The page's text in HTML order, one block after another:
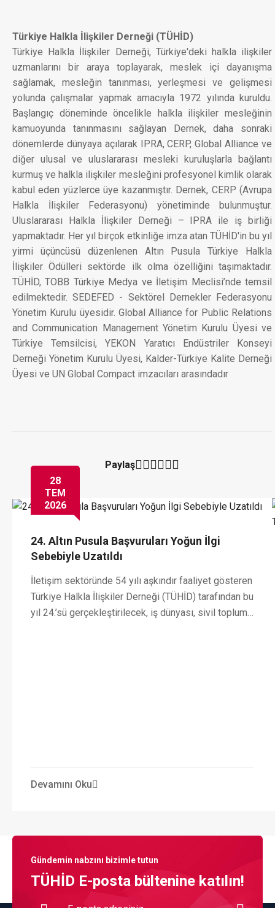
Türkiye Halkla İlişkiler Derneği (TÜHİD)
Türkiye Halkla İlişkiler Derneği, Türkiye'deki halkla ilişkiler
uzmanlarını bir araya toplayarak, meslek içi dayanışma
sağlamak, mesleğin tanınması, yerleşmesi ve gelişmesi
yolunda çalışmalar yapmak amacıyla 1972 yılında kuruldu.
Başlangıç döneminde öncelikle halkla ilişkiler mesleğinin
kamuoyunda tanınmasını sağlayan Dernek, daha sonraki
dönemlerde dünyaya açılarak IPRA, CERP, Global Alliance ve
diğer ulusal ve uluslararası mesleki kuruluşlarla bağlantı
kurmuş ve halkla ilişkiler mesleğini profesyonel kimlik olarak
kabul eden yüzlerce üye kazanmıştır. Dernek, CERP (Avrupa
Halkla İlişkiler Federasyonu) yönetiminde bulunmuştur.
Uluslararası Halkla İlişkiler Derneği – IPRA ile iş birliği
yapmaktadır. Her yıl birçok etkinliğe imza atan TÜHİD'in bu yıl
yirmi üçüncüsü düzenlenen Altın Pusula Türkiye Halkla
İlişkiler Ödülleri sektörde ilk olma özelliğini taşımaktadır.
TÜHİD, TOBB Türkiye Medya ve İletişim Meclisi’nde temsil
edilmektedir. SEDEFED - Sektörel Dernekler Federasyonu
Yönetim Kurulu üyesidir. Global Alliance for Public Relations
and Communication Management Yönetim Kurulu Üyesi ve
Türkiye Temsilcisi, YEKON Yaratıcı Endüstriler Konseyi
Derneği Yönetim Kurulu Üyesi, Kalder-Türkiye Kalite Derneği
Üyesi ve UN Global Compact imzacıları arasındadır
Paylaş
28
TEM
2026
24. Altın Pusula Başvuruları Yoğun İlgi
Sebebiyle Uzatıldı
İletişim sektöründe 54 yılı aşkındır faaliyet gösteren
Türkiye Halkla İlişkiler Derneği (TÜHİD) tarafından bu
yıl 24.’sü gerçekleştirilecek, iş dünyası, sivil toplum
Devamını Oku
Gündemin nabzını bizimle tutun
TÜHİD E-posta bültenine katılın!